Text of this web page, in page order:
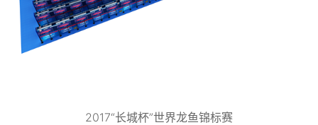
2017“长城杯”世界龙鱼锦标赛